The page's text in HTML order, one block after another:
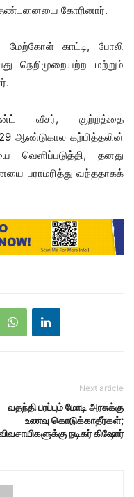
தண்டனையை கோரினார்.
காட்டி, போலி
நெறிமுறையற்ற மற்றும்
வீசர், குற்றத்தை
ஆண்டுகால கற்பித்தலின்
தனது
பராமரித்து வந்ததாகக்
Next article
வதந்தி பரப்பும் மோடி அரசுக்கு
உணவு கொடுக்காதீர்கள்;
நடிகர் கிஷோர்